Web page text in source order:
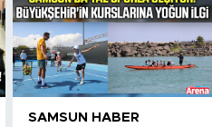
SAMSUN HABER